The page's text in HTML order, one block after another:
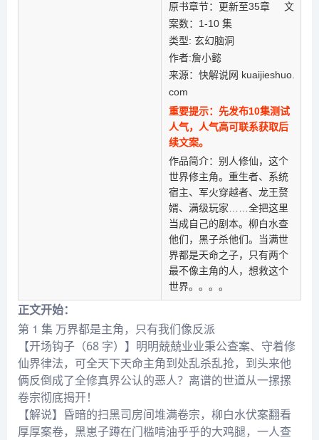
原书章节：更新至35章 文
案数：1-10 集
类型: 玄幻脑洞
作者:詹小懿
来源：快解说网 kuaijieshuo.
com
重要提示：先发布10集测试
人气，人气高可联系获取后
续文案。
作品简介：别人修仙，这个
世界修主角。重生者、系统
宿主、军火穿越者、龙王赘
婿、满级玩家……全把这里
当成自己的剧本。柳白水查
他们，黑子杀他们。当满世
界都是天命之子，只有两个
最不像主角的人，想救这个
世界。。。。
正文开始：
第 1 集 万界都是主角，只有我们像反派
【开场钩子（68 字）】明明兢兢业业秉公查案、守着修
仙界律法，可全天下天命主角到处乱杀乱抢，到头来他
俩反倒成了全修真界公认的恶人？离谱的世道从一摞摞
卷宗彻底揭开！
【解说】昏暗的扫黑司房间堆满卷宗，柳白水伏案翻看
厚厚案卷，黑崽子蹲在门槛啃油乎乎的大鸡腿，一人查